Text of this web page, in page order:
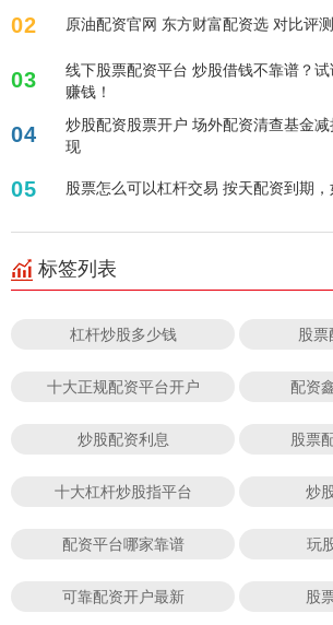
02 原油配资官网 东方财富配资选 对比评测
03
线下股票配资平台 炒股借钱不靠谱？
赚钱！
04
炒股配资股票开户 场外配资清查基金
现
05 股票怎么可以杠杆交易 按天配资到期
标签列表
杠杆炒股多少钱 股
十大正规配资平台开户 配资
炒股配资利息 股票
十大杠杆炒股指平台 炒
配资平台哪家靠谱 玩
可靠配资开户最新 股